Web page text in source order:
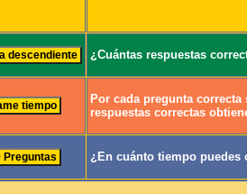
¿Cuántas respuestas
Por cada pregunta
respuestas correctas
¿En cuánto tiempo puedes